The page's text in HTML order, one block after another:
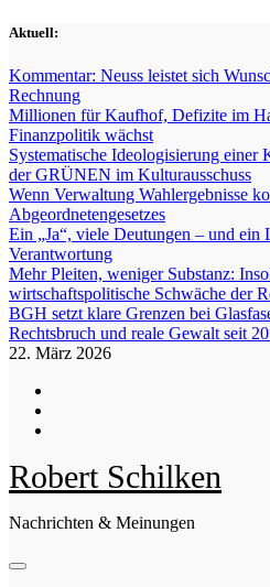
Zum
springen
Aktuell:
Kommentar: Neuss leistet sich
Rechnung
Millionen für Kaufhof, Defizite im
Finanzpolitik wächst
Systematische Ideologisierung
der GRÜNEN im Kulturausschuss
Wenn Verwaltung Wahlergebnisse
Abgeordnetengesetzes
Ein „Ja“, viele Deutungen – und ein
Verantwortung
Mehr Pleiten, weniger Substanz:
wirtschaftspolitische Schwäche der
BGH setzt klare Grenzen bei
Rechtsbruch und reale Gewalt seit
22. März 2026
Robert Schilken
Nachrichten & Meinungen